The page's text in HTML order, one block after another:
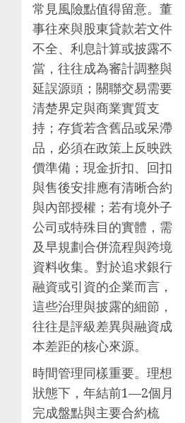
常見風險點值得留意。董
事往來與股東貸款若文件
不全、利息計算或披露不
當，往往成為審計調整與
延誤源頭；關聯交易需要
清楚界定與商業實質支
持；存貨若含舊品或呆滯
品，必須在政策上反映跌
價準備；現金折扣、回扣
與售後安排應有清晰合約
與內部授權；若有境外子
公司或特殊目的實體，需
及早規劃合併流程與跨境
資料收集。對於追求銀行
融資或引資的企業而言，
這些治理與披露的細節，
往往是評級差異與融資成
本差距的核心來源。
時間管理同樣重要。理想
狀態下，年結前1—2個月
完成盤點與主要合約梳